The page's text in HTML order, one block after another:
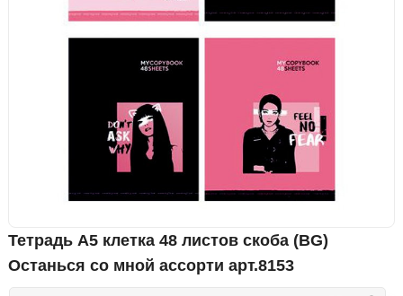
Тетрадь А5 клетка 48 листов скоба (BG)
Останься со мной ассорти арт.8153